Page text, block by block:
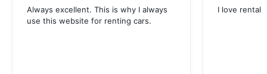
Always excellent. This is why I always
use this website for renting cars.
I love rental